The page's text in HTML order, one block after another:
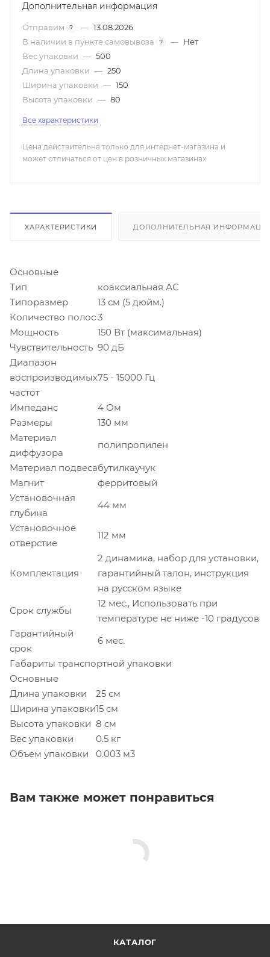
Дополнительная информация
Отправим ? — 13.08.2026
В наличии в пункте самовывоза
? — Нет
Вес упаковки — 500
Длина упаковки — 250
Ширина упаковки — 150
Высота упаковки — 80
Все характеристики
Цена действительна только для интернет-магазина и
может отличаться от цен в розничных магазинах
ХАРАКТЕРИСТИКИ ДОПОЛНИТЕЛЬНАЯ
Основные
Тип
коаксиальная АС
Типоразмер
13 см (5 дюйм.)
Количество полос3
Мощность
150 Вт (максимальная)
Чувствительность 90 дБ
Диапазон
воспроизводимых
частот
75 - 15000 Гц
Импеданс
4 Ом
Размеры
130 мм
Материал
диффузора
полипропилен
Материал подвесабутилкаучук
Магнит
ферритовый
Установочная
глубина
44 мм
Установочное
отверстие
112 мм
Комплектация
2 динамика, набор для установки,
гарантийный талон, инструкция
на русском языке
Срок службы
12 мес., Использовать при
температуре не ниже -10 градусов
Гарантийный
срок
6 мес.
Габариты транспортной упаковки
Основные
Длина упаковки
25 см
Ширина упаковки15 см
Высота упаковки 8 см
Вес упаковки
0.5 кг
Объем упаковки
0.003 м3
Вам также может понравиться
КАТАЛОГ